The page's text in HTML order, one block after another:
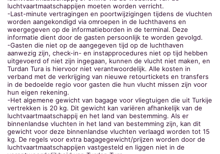
luchtvaartmaatschappijen moeten worden verricht.
-Last-minute vertragingen en poortwijzigingen tijdens de vluchten
worden aangekondigd via omroepen in de luchthavens en
weergegeven op de informatieborden in de terminal. Deze
informatie dient door de gasten persoonlijk te worden gevolgd.
-Gasten die niet op de aangegeven tijd op de luchthaven
aanwezig zijn, check-in- en instapprocedures niet op tijd hebben
uitgevoerd of niet zijn ingegaan, kunnen de vlucht niet maken, en
Turdan Tura is hiervoor niet verantwoordelijk. Alle kosten in
verband met de verkrijging van nieuwe retourtickets en transfers
in de bedoelde regio voor gasten die hun vlucht missen zijn voor
hun eigen rekening.
-Het algemene gewicht van bagage voor vliegtuigen die uit Turkije
vertrekken is 20 kg. Dit gewicht kan variëren afhankelijk van de
luchtvaartmaatschappij en het land van bestemming. Als er
binnenlandse vluchten in het land van bestemming zijn, kan dit
gewicht voor deze binnenlandse vluchten verlaagd worden tot 15
kg. De regels voor extra bagagegewicht/prijzen worden door de
luchtvaartmaatschappijen vastgesteld en liggen niet in de